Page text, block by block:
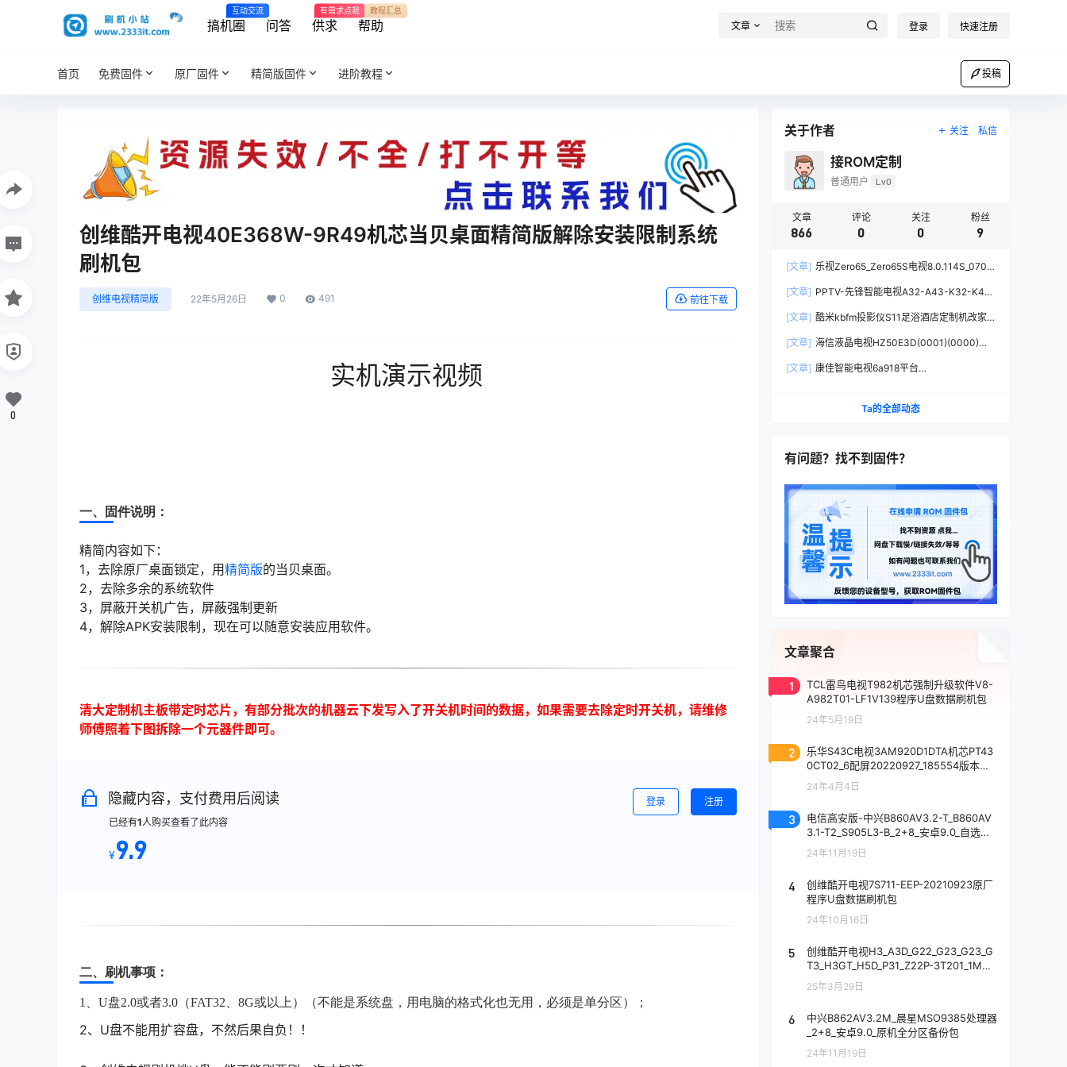
搞机圈
互动交流
问答 供求
有需求点我
帮助
教程汇总
文章 登录 快速注册
首页 免费固件 原厂固件 精简版固件 进阶教程 投稿
创维酷开电视40E368W-9R49机芯当贝桌面精简版解除安装限制系统
刷机包
创维电视精简版 22年5月26日 0 491 前往下载
实机演示视频
一、固件说明：
精简内容如下：
1，去除原厂桌面锁定，用精简版的当贝桌面。
2，去除多余的系统软件
3，屏蔽开关机广告，屏蔽强制更新
4，解除APK安装限制，现在可以随意安装应用软件。
清大定制机主板带定时芯片，有部分批次的机器云下发写入了开关机时间的数据，如果需要去除定时开关机，请维修
师傅照着下图拆除一个元器件即可。
隐藏内容，支付费用后阅读
已经有1人购买查看了此内容
¥9.9
登录 注册
二、刷机事项：
1、U盘2.0或者3.0（FAT32、8G或以上）（不能是系统盘，用电脑的格式化也无用，必须是单分区）；
2、U盘不能用扩容盘，不然后果自负！！
0
关于作者 关注 私信
接ROM定制
普通用户 Lv0
文章
866
评论
0
关注
0
粉丝
9
[文章] 乐视Zero65_Zero65S电视8.0.114S_0706
[文章] PPTV-先锋智能电视A32-A43-K32-K43
[文章] 酷米kbfm投影仪S11足浴酒店定制机改家
[文章] 海信液晶电视HZ50E3D(0001)(0000)版
U盘刷机包
[文章] 康佳智能电视6a918平台
Ta的全部动态
有问题？找不到固件？
文章聚合
1
TCL雷鸟电视T982机芯强制升级软件V8-
A982T01-LF1V139程序U盘数据刷机包
24年5月19日
2
乐华S43C电视3AM920D1DTA机芯PT43
0CT02_6配屏20220927_185554版本电
视刷机数据固件升级包
24年4月4日
3
电信高安版-中兴B860AV3.2-T_B860AV
3.1-T2_S905L3-B_2+8_安卓9.0_自选桌
面线刷固件包
24年11月19日
4
创维酷开电视7S711-EEP-20210923原厂
程序U盘数据刷机包
24年10月16日
5
创维酷开电视H3_A3D_G22_G23_G23_G
T3_H3GT_H5D_P31_Z22P-3T201_1MM
01_1TC12_3T202_3T222_3T224机芯软
件主程序(bin包）20241014原厂程序U盘
25年3月29日
6
中兴B862AV3.2M_晨星MSO9385处理器
_2+8_安卓9.0_原机全分区备份包
24年11月19日